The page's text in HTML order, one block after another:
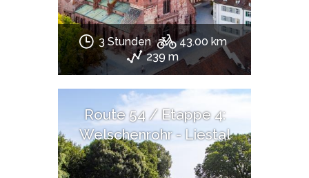
3 Stunden
43.00 km
239 m
Route 54 / Etappe 4:
Welschenrohr - Liestal